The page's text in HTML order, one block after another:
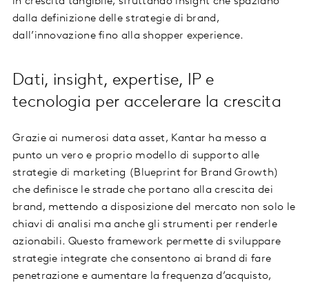
dalla definizione delle strategie di brand,
dall’innovazione fino alla shopper experience.
Dati, insight, expertise, IP e
tecnologia per accelerare la crescita
Grazie ai numerosi data asset, Kantar ha messo a
punto un vero e proprio modello di supporto alle
strategie di marketing (Blueprint for Brand Growth)
che definisce le strade che portano alla crescita dei
brand, mettendo a disposizione del mercato non solo le
chiavi di analisi ma anche gli strumenti per renderle
azionabili. Questo framework permette di sviluppare
strategie integrate che consentono ai brand di fare
penetrazione e aumentare la frequenza d’acquisto,